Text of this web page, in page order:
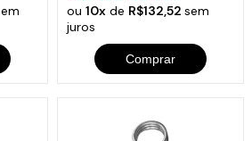
ou 10xde R$132,52 sem
juros
Comprar